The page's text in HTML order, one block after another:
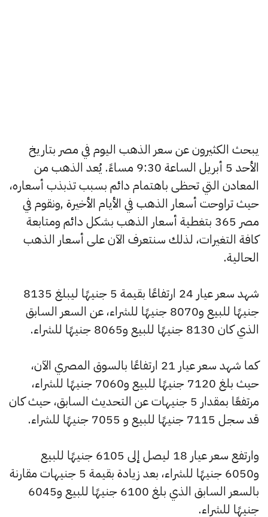
يبحث الكثيرون عن سعر الذهب اليوم في مصر بتاريخ
الأحد 5 أبريل الساعة 9:30 مساءً. يُعد الذهب من
المعادن التي تحظى باهتمام دائم بسبب تذبذب أسعاره،
حيث تراوحت أسعار الذهب في الأيام الأخيرة ,ونقوم في
مصر 365 بتغطية أسعار الذهب بشكل دائم ومتابعة
كافة التغيرات، لذلك سنتعرف الآن على أسعار الذهب
الحالية.
شهد سعر عيار 24 ارتفاعًا بقيمة 5 جنيهًا ليبلغ 8135
جنيهًا للبيع و8070 جنيهًا للشراء، عن السعر السابق
الذي كان 8130 جنيهًا للبيع و8065 جنيهًا للشراء.
كما شهد سعر عيار 21 ارتفاعًا بالسوق المصري الآن،
حيث بلغ 7120 جنيهًا للبيع و7060 جنيهًا للشراء،
مرتفعًا بمقدار 5 جنيهات عن التحديث السابق، حيث كان
قد سجل 7115 جنيهًا للبيع و 7055 جنيهًا للشراء.
وارتفع سعر عيار 18 ليصل إلى 6105 جنيهًا للبيع
و6050 جنيهًا للشراء، بعد زيادة بقيمة 5 جنيهات مقارنة
بالسعر السابق الذي بلغ 6100 جنيهًا للبيع و6045
جنيهًا للشراء.